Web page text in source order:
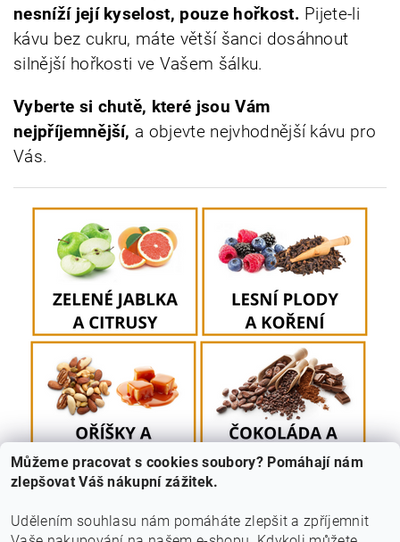
nesníží její kyselost, pouze hořkost. Pijete-li
kávu bez cukru, máte větší šanci dosáhnout
silnější hořkosti ve Vašem šálku.
Vyberte si chutě, které jsou Vám
nejpříjemnější, a objevte nejvhodnější kávu pro
Vás.
Můžeme pracovat s cookies soubory? Pomáhají nám
zlepšovat Váš nákupní zážitek.
Udělením souhlasu nám pomáháte zlepšit a zpříjemnit